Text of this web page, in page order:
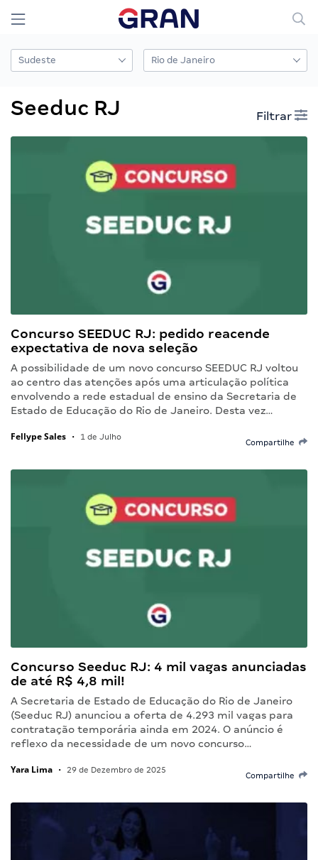
Seeduc RJ Filtrar
Concurso SEEDUC RJ: pedido reacende
expectativa de nova seleção
A possibilidade de um novo concurso SEEDUC RJ voltou
ao centro das atenções após uma articulação política
envolvendo a rede estadual de ensino da Secretaria de
Estado de Educação do Rio de Janeiro. Desta vez…
Fellype Sales • 1 de Julho
Compartilhe
Concurso Seeduc RJ: 4 mil vagas anunciadas
de até R$ 4,8 mil!
A Secretaria de Estado de Educação do Rio de Janeiro
(Seeduc RJ) anunciou a oferta de 4.293 mil vagas para
contratação temporária ainda em 2024. O anúncio é
reflexo da necessidade de um novo concurso…
Yara Lima • 29 de Dezembro de 2025
Compartilhe